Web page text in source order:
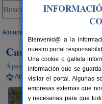
Alojamientos
Casa Plana
Apartamentos Rurales en
Alquiler completo 10+6
Bienvenid@ a la
nuestro portal
Una cookie o galleta
información que se
visitar el portal. Algunas
empresas externas que
y necesarias para que